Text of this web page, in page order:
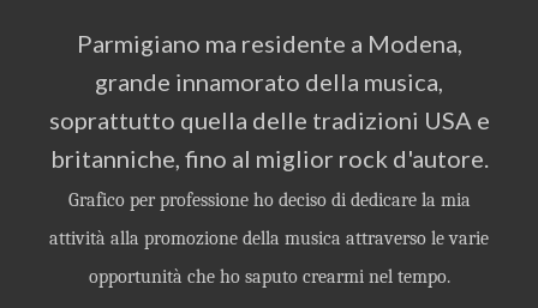
Parmigiano ma residente a Modena,
grande innamorato della musica,
soprattutto quella delle tradizioni USA e
britanniche, fino al miglior rock d'autore.
Grafico per professione ho deciso di dedicare la mia
attività alla promozione della musica attraverso le varie
opportunità che ho saputo crearmi nel tempo.